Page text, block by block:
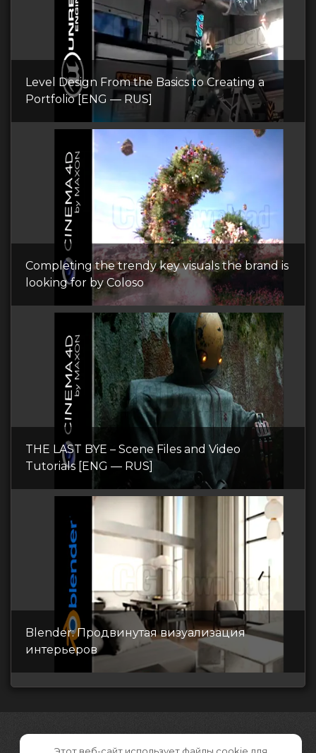
Level Design From the Basics to Creating a
Portfolio [ENG — RUS]
Completing the trendy key visuals the brand is
looking for by Coloso
THE LAST BYE – Scene Files and Video
Tutorials [ENG — RUS]
Blender: Продвинутая визуализация
интерьеров